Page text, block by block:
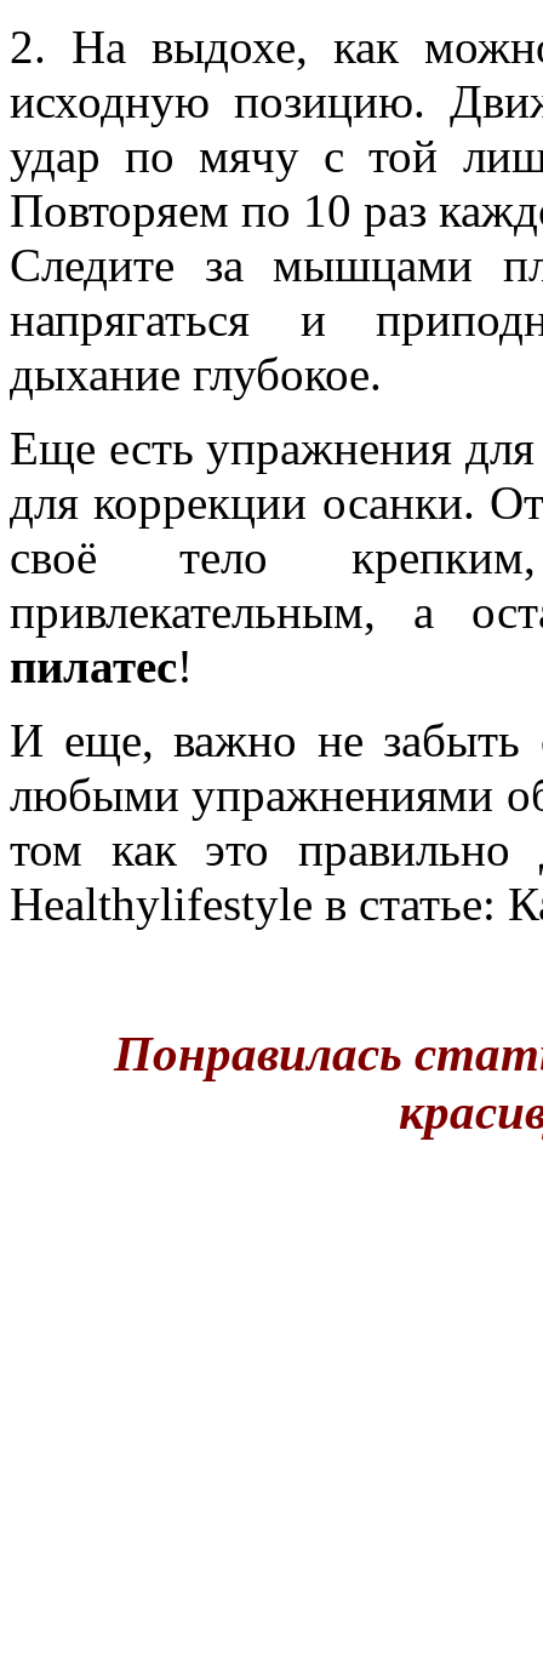
2. На выдохе, как
исходную позицию.
удар по мячу с той
Повторяем по 10 раз
Следите за мышцами
напрягаться и
дыхание глубокое.
Еще есть упражнения
для коррекции осанки.
своё тело
привлекательным, а
пилатес!
И еще, важно не забыть
любыми упражнениями
том как это правильно
Healthylifestyle в статье:
Понравилась